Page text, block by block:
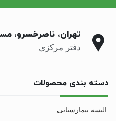
تهران، ناصرخسرو،
دفتر مرکزی
دسته بندی محصولات
البسه بیمارستانی